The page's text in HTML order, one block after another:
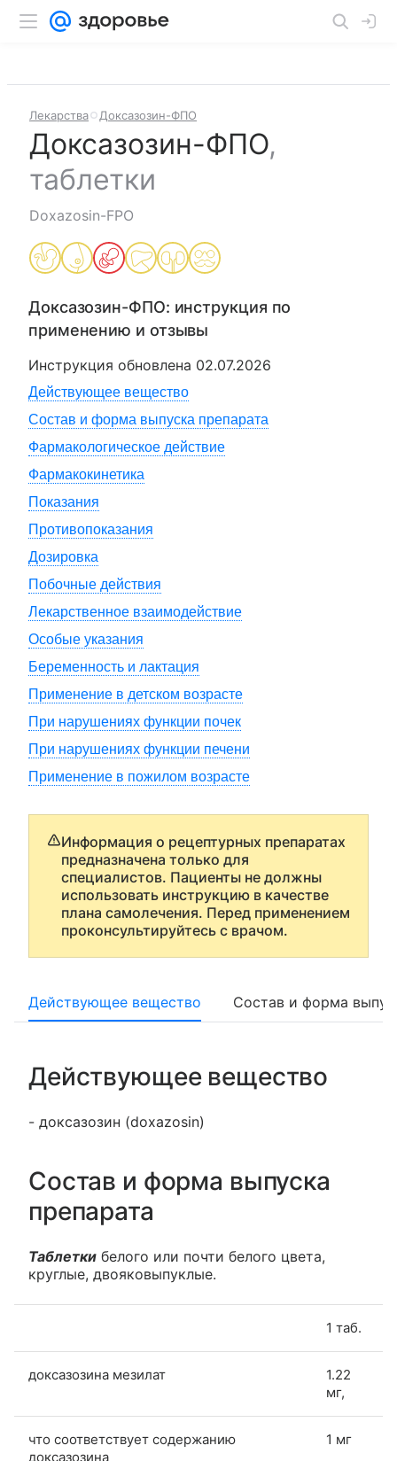
Лекарства Доксазозин-ФПО
Доксазозин-ФПО,
таблетки
Doxazosin-FPO
Доксазозин-ФПО: инструкция по
применению и отзывы
Инструкция обновлена 02.07.2026
Действующее вещество
Состав и форма выпуска препарата
Фармакологическое действие
Фармакокинетика
Показания
Противопоказания
Дозировка
Побочные действия
Лекарственное взаимодействие
Особые указания
Беременность и лактация
Применение в детском возрасте
При нарушениях функции почек
При нарушениях функции печени
Применение в пожилом возрасте
Информация о рецептурных препаратах
предназначена только для
специалистов. Пациенты не должны
использовать инструкцию в качестве
плана самолечения. Перед применением
проконсультируйтесь с врачом.
Действующее вещество Состав и форма
Действующее вещество
- доксазозин (doxazosin)
Состав и форма выпуска
препарата
Таблетки белого или почти белого цвета,
круглые, двояковыпуклые.
1 таб.
доксазозина мезилат
1.22
мг,
что соответствует содержанию
доксазозина
1 мг